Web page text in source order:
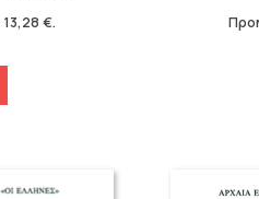
13,28 €.